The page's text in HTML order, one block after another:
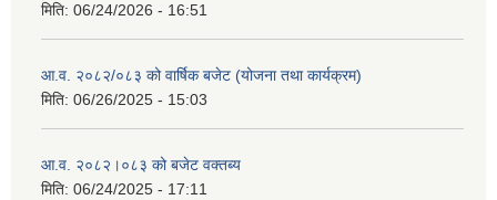
मिति: 06/24/2026 - 16:51
आ.व. २०८२/०८३ को वार्षिक बजेट (योजना तथा कार्यक्रम)
मिति: 06/26/2025 - 15:03
आ.व. २०८२।०८३ को बजेट वक्तब्य
मिति: 06/24/2025 - 17:11